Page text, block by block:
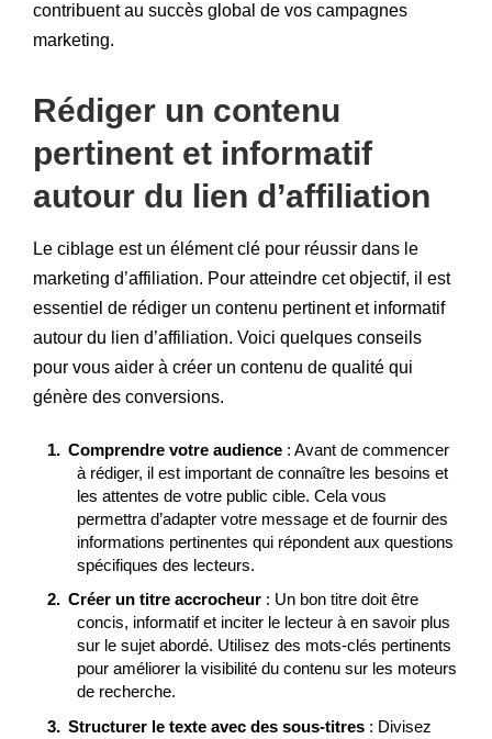
contribuent au succès global de vos campagnes
marketing.
Rédiger un contenu
pertinent et informatif
autour du lien d’affiliation
Le ciblage est un élément clé pour réussir dans le
marketing d’affiliation. Pour atteindre cet objectif, il est
essentiel de rédiger un contenu pertinent et informatif
autour du lien d’affiliation. Voici quelques conseils
pour vous aider à créer un contenu de qualité qui
génère des conversions.
Comprendre votre audience : Avant de commencer
à rédiger, il est important de connaître les besoins et
les attentes de votre public cible. Cela vous
permettra d’adapter votre message et de fournir des
informations pertinentes qui répondent aux questions
spécifiques des lecteurs.
Créer un titre accrocheur : Un bon titre doit être
concis, informatif et inciter le lecteur à en savoir plus
sur le sujet abordé. Utilisez des mots-clés pertinents
pour améliorer la visibilité du contenu sur les moteurs
de recherche.
Structurer le texte avec des sous-titres : Divisez